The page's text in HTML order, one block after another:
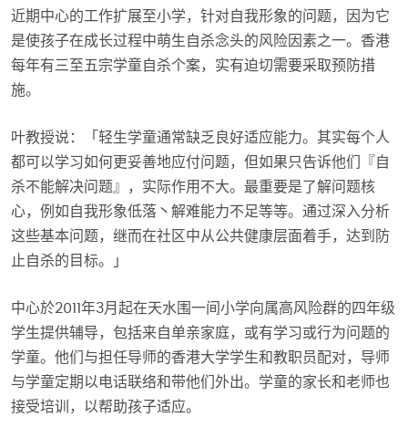
近期中心的工作扩展至小学，针对自我形象的问题，因为它
是使孩子在成长过程中萌生自杀念头的风险因素之一。香港
每年有三至五宗学童自杀个案，实有迫切需要采取预防措
施。
叶教授说：「轻生学童通常缺乏良好适应能力。其实每个人
都可以学习如何更妥善地应付问题，但如果只告诉他们『自
杀不能解决问题』，实际作用不大。最重要是了解问题核
心，例如自我形象低落丶解难能力不足等等。通过深入分析
这些基本问题，继而在社区中从公共健康层面着手，达到防
止自杀的目标。」
中心於2011年3月起在天水围一间小学向属高风险群的四年级
学生提供辅导，包括来自单亲家庭，或有学习或行为问题的
学童。他们与担任导师的香港大学学生和教职员配对，导师
与学童定期以电话联络和带他们外出。学童的家长和老师也
接受培训，以帮助孩子适应。